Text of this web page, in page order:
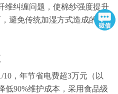
维纠缠问题，使棉纱强度提升
避免传统加湿方式造成的车
，年节省电费超3万元（以
低90%维护成本，采用食品级